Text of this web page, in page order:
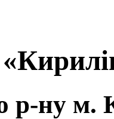
р-ну м.